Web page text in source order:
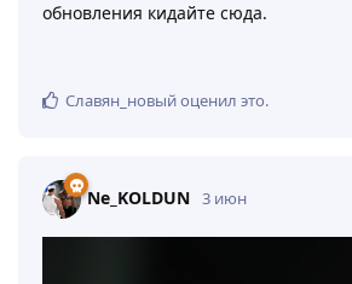
обновления кидайте сюда.
Славян_новыйоценил это.
Ne_KOLDUN 3 июн